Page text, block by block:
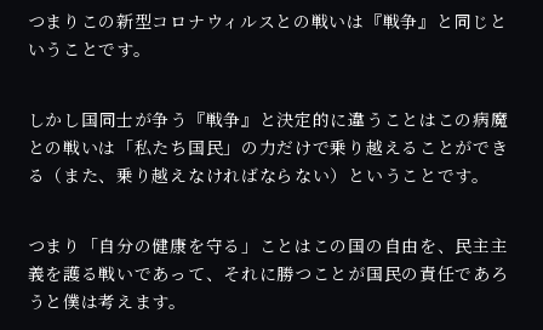
つまりこの新型コロナウィルスとの戦いは『戦争』と同じと
いうことです。
しかし国同士が争う『戦争』と決定的に違うことはこの病魔
との戦いは「私たち国民」の力だけで乗り越えることができ
る（また、乗り越えなければならない）ということです。
つまり「自分の健康を守る」ことはこの国の自由を、民主主
義を護る戦いであって、それに勝つことが国民の責任であろ
うと僕は考えます。